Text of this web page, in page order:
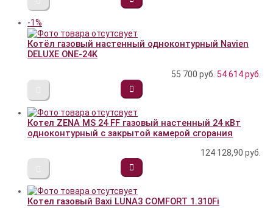
-1%
Котёл газовый настенный одноконтурный Navien
DELUXE ONE-24K
55 700 руб. 54 614руб.
Котел ZENA MS 24 FF газовый настенный 24 кВт
одноконтурный с закрытой камерой сгорания
124 128,90 руб.
Котел газовый Baxi LUNA3 COMFORT 1.310Fi